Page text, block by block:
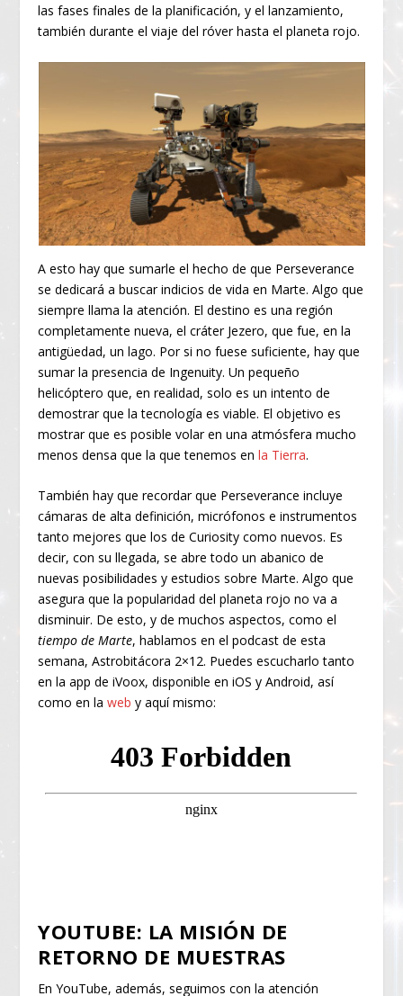
las fases finales de la planificación, y el lanzamiento,
también durante el viaje del róver hasta el planeta rojo.
A esto hay que sumarle el hecho de que Perseverance
se dedicará a buscar indicios de vida en Marte. Algo que
siempre llama la atención. El destino es una región
completamente nueva, el cráter Jezero, que fue, en la
antigüedad, un lago. Por si no fuese suficiente, hay que
sumar la presencia de Ingenuity. Un pequeño
helicóptero que, en realidad, solo es un intento de
demostrar que la tecnología es viable. El objetivo es
mostrar que es posible volar en una atmósfera mucho
menos densa que la que tenemos enla Tierra.
También hay que recordar que Perseverance incluye
cámaras de alta definición, micrófonos e instrumentos
tanto mejores que los de Curiosity como nuevos. Es
decir, con su llegada, se abre todo un abanico de
nuevas posibilidades y estudios sobre Marte. Algo que
asegura que la popularidad del planeta rojo no va a
disminuir. De esto, y de muchos aspectos, como el
tiempo de Marte, hablamos en el podcast de esta
semana, Astrobitácora 2×12. Puedes escucharlo tanto
en la app de iVoox, disponible en iOS y Android, así
como en laweb y aquí mismo:
YOUTUBE: LA MISIÓN DE
RETORNO DE MUESTRAS
En YouTube, además, seguimos con la atención